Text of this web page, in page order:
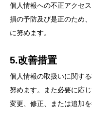
個人情報への不正アクセ
損の予防及び是正のため
に努めます。
5.改善措置
個人情報の取扱いに関す
努めます。また必要に応
変更、修正、または追加